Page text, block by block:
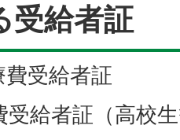
受給者証
費受給者証
受給者証（高校